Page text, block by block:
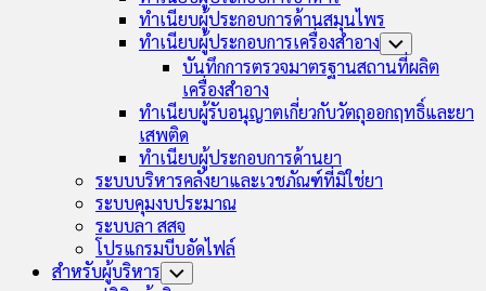
ทำเนียบผู้ประกอบการด้านสมุนไพร
ทำเนียบผู้ประกอบการเครื่องสำอาง Toggle
Child
Menu
บันทึกการตรวจมาตรฐานสถานที่ผลิต
เครื่องสำอาง
ทำเนียบผู้รับอนุญาตเกี่ยวกับวัตถุออกฤทธิ์และยา
เสพติด
ทำเนียบผู้ประกอบการด้านยา
ระบบบริหารคลังยาและเวชภัณฑ์ที่มิใช่ยา
ระบบคุมงบประมาณ
ระบบลา สสจ
โปรแกรมบีบอัดไฟล์
สำหรับผู้บริหาร Toggle